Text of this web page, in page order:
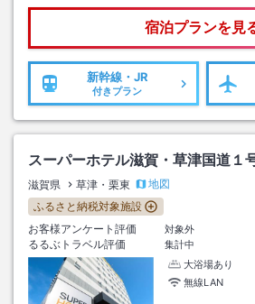
宿泊プランを見
新幹線・JR
付きプラン
スーパーホテル滋賀・草津国道１
滋賀県 草津・栗東
地図
ふるさと納税対象施設
お客様アンケート評価
対象外
るるぶトラベル評価
集計中
大浴場あり
無線LAN